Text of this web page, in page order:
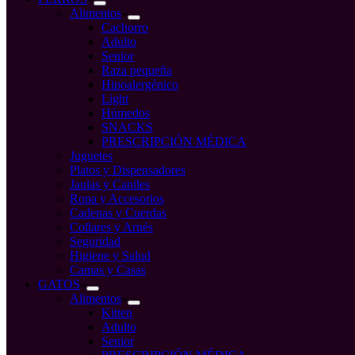
Alimentos
Cachorro
Adulto
Senior
Raza pequeña
Hipoalergénico
Light
Húmedos
SNACKS
PRESCRIPCIÓN MÉDICA
Juguetes
Platos y Dispensadores
Jaulas y Caniles
Ropa y Accesorios
Cadenas y Cuerdas
Collares y Arnés
Seguridad
Higiene y Salud
Camas y Casas
GATOS
Alimentos
Kitten
Adulto
Senior